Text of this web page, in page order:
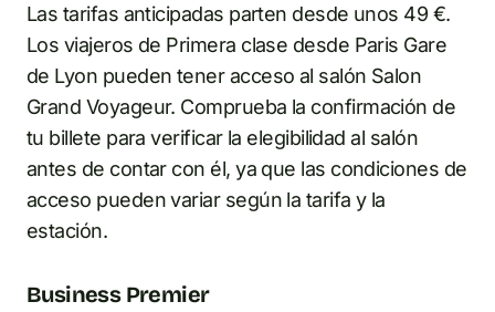
Las tarifas anticipadas parten desde unos 49 €.
Los viajeros de Primera clase desde Paris Gare
de Lyon pueden tener acceso al salón Salon
Grand Voyageur. Comprueba la confirmación de
tu billete para verificar la elegibilidad al salón
antes de contar con él, ya que las condiciones de
acceso pueden variar según la tarifa y la
estación.
Business Premier